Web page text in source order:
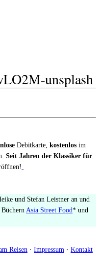
unsplash
Debitkarte, kostenlos im
Seit Jahren der Klassiker für
und Stefan Leistner an und
Asia Street Food* und
Reisen · Impressum · Kontakt